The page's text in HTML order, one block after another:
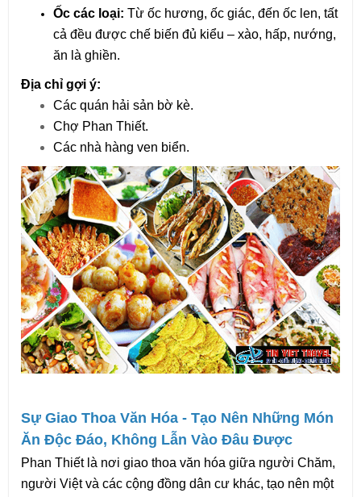
Ốc các loại: Từ ốc hương, ốc giác, đến ốc len, tất
cả đều được chế biến đủ kiểu – xào, hấp, nướng,
ăn là ghiền.
Địa chỉ gợi ý:
Các quán hải sản bờ kè.
Chợ Phan Thiết.
Các nhà hàng ven biển.
Sự Giao Thoa Văn Hóa - Tạo Nên Những Món
Ăn Độc Đáo, Không Lẫn Vào Đâu Được
Phan Thiết là nơi giao thoa văn hóa giữa người Chăm,
người Việt và các cộng đồng dân cư khác, tạo nên một